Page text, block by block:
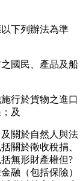
下列辦法為準
國民、產品及船
於貨物之進口
及
關於自然人與法
關於徵收稅捐、
無形財產權但?
融（包括保險）